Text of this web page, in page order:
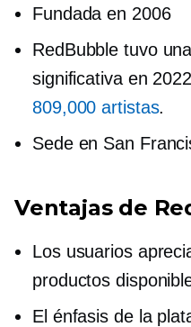
Fundada en 2006
RedBubble tuvo
significativa en
809,000 artistas.
Sede en San
Ventajas de
Los usuarios
productos
El énfasis de la